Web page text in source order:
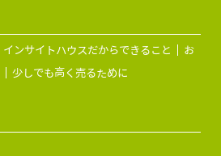
インサイトハウスだからできること
お
少しでも高く売るために